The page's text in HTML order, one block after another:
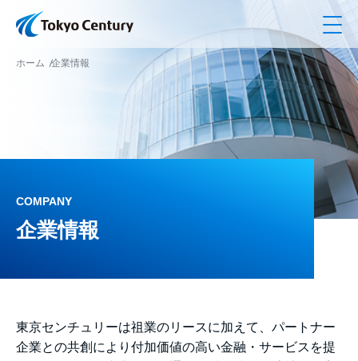
メ
ホーム 企業情報
企業情報
COMPANY
東京センチュリーは祖業のリースに加えて、パートナー
企業との共創により付加価値の高い金融・サービスを提